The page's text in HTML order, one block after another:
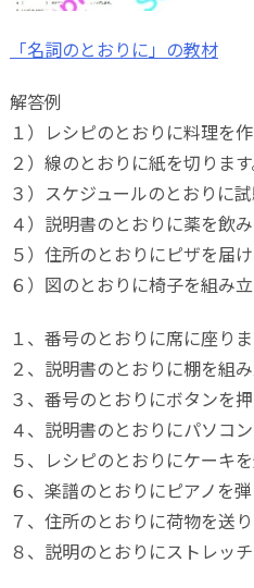
「名詞のとおりに」の教材
解答例
１）レシピのとおりに料理を作
２）線のとおりに紙を切ります
３）スケジュールのとおりに試
４）説明書のとおりに薬を飲み
５）住所のとおりにピザを届け
６）図のとおりに椅子を組み立
１、番号のとおりに席に座りま
２、説明書のとおりに棚を組み
３、番号のとおりにボタンを押
４、説明書のとおりにパソコ
５、レシピのとおりにケーキを
６、楽譜のとおりにピアノを弾
７、住所のとおりに荷物を送り
８、説明のとおりにストレッチ